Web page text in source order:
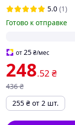
5.0 (1)
Готово к отправке
от25₴/мес
248.52 ₴
436 ₴
255 ₴ от 2 шт.